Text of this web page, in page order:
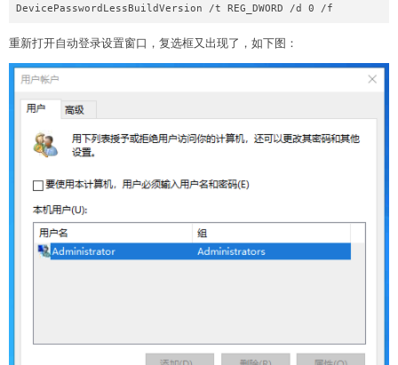
DevicePasswordLessBuildVersion /t REG_DWORD /d 0 /f
重新打开自动登录设置窗口，复选框又出现了，如下图：